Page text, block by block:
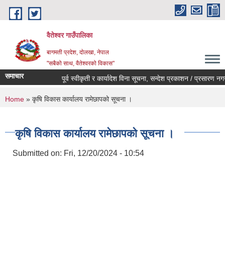
Skip to main content
वैतेश्वर गाउँपालिका
बागमती प्रदेश, दाेलखा, नेपाल
"सबैको साथ, वैतेश्वरको विकास"
समाचार पूर्व स्वीकृती र कार्यादेश विना सूचना, सन्देश प्रकाशन / प्रसारण नगर्ने
You are here
Home » कृषि विकास कार्यालय रामेछापको सूचना ।
कृषि विकास कार्यालय रामेछापको सूचना ।
Submitted on: Fri, 12/20/2024 - 10:54